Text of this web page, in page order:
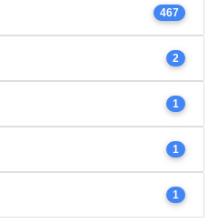
467
2
1
1
1